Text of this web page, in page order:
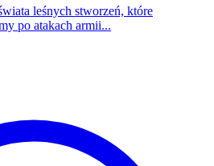
leśnych stworzeń, które
po atakach armii...